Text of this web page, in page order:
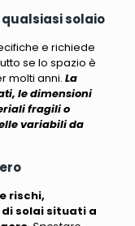
qualsiasi solaio
e richiede
se lo spazio è
molti anni. La
le dimensioni
fragili o
variabili da
rischi,
solai situati a